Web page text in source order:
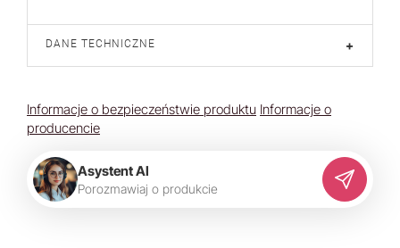
DANE TECHNICZNE +
Informacje o bezpieczeństwie produktu Informacje o
producencie
Asystent AI
Porozmawiaj o produkcie